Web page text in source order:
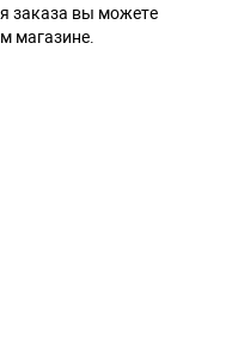
заказа вы можете
магазине.